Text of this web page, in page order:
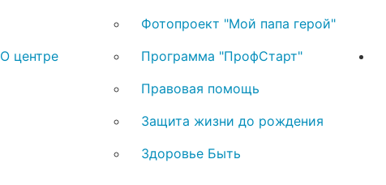
О центре
Фотопроект "Мой папа герой"
Программа "ПрофСтарт"
Правовая помощь
Защита жизни до рождения
Здоровье Быть